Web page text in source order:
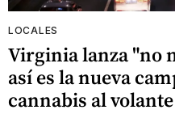
LOCALES
Virginia lanza "no
así es la nueva
cannabis al volante